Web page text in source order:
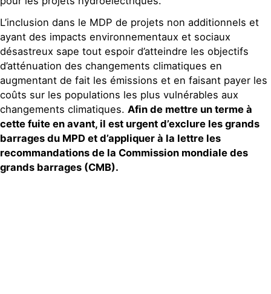
L’inclusion dans le MDP de projets non additionnels et
ayant des impacts environnementaux et sociaux
désastreux sape tout espoir d’atteindre les objectifs
d’atténuation des changements climatiques en
augmentant de fait les émissions et en faisant payer les
coûts sur les populations les plus vulnérables aux
changements climatiques. Afin de mettre un terme à
cette fuite en avant, il est urgent d’exclure les grands
barrages du MPD et d’appliquer à la lettre les
recommandations de la Commission mondiale des
grands barrages (CMB).